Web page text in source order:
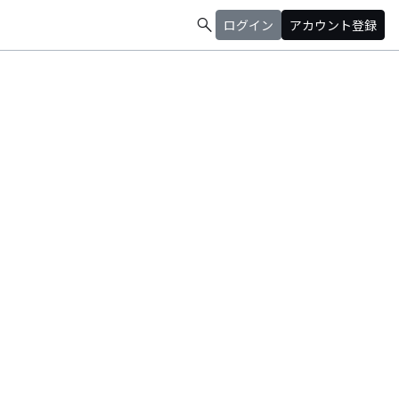
search ログイン アカウント登録